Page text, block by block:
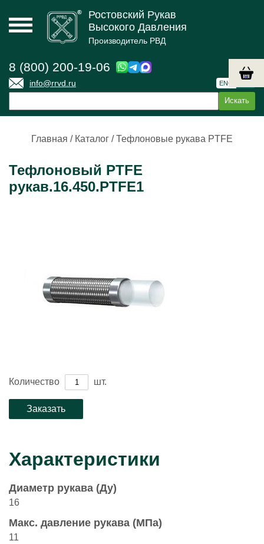
Ростовский Рукав
Высокого Давления
Производитель РВД
8 (800) 200-19-06
info@rrvd.ru ENG
Главная / Каталог /Тефлоновые рукава PTFE
Тефлоновый PTFE
рукав.16.450.PTFE1
Количество шт.
Характеристики
Диаметр рукава (Ду)
16
Макс. давление рукава (МПа)
11